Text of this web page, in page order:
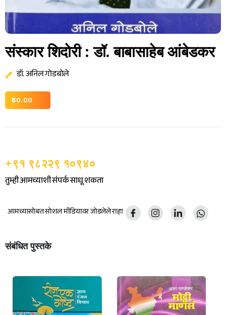
संस्कार शिदोरी : डॉ. बाबासाहेब आंबेडकर
डॉ. अनिल गोडबोले
60.00
+९१ ९८२२९ १०९४०
तुम्ही आमच्याशी संपर्क साधू शकता
आमच्यासोबत सोशल मीडियावर जोडलेले राहा
संबंधित पुस्तके